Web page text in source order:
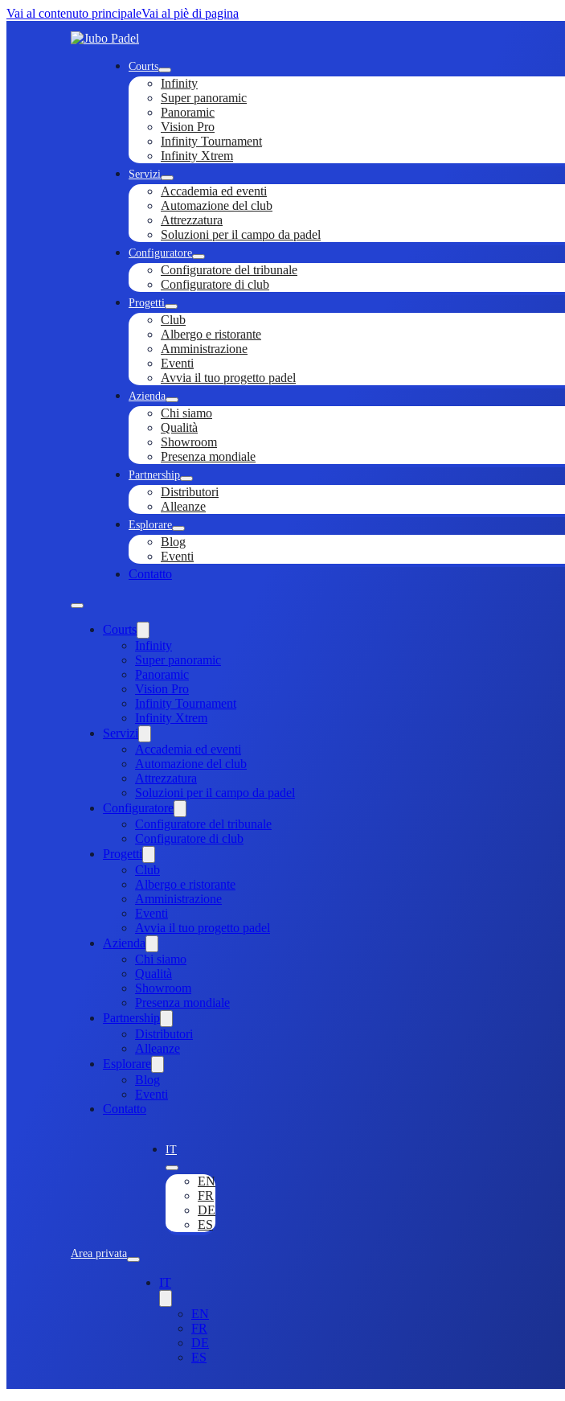
Vai al contenuto principaleVai al piè di pagina
Courts
Infinity
Super panoramic
Panoramic
Vision Pro
Infinity Tournament
Infinity Xtrem
Servizi
Accademia ed eventi
Automazione del club
Attrezzatura
Soluzioni per il campo da padel
Configuratore
Configuratore del tribunale
Configuratore di club
Progetti
Club
Albergo e ristorante
Amministrazione
Eventi
Avvia il tuo progetto padel
Azienda
Chi siamo
Qualità
Showroom
Presenza mondiale
Partnership
Distributori
Alleanze
Esplorare
Blog
Eventi
Contatto
Courts
Infinity
Super panoramic
Panoramic
Vision Pro
Infinity Tournament
Infinity Xtrem
Servizi
Accademia ed eventi
Automazione del club
Attrezzatura
Soluzioni per il campo da padel
Configuratore
Configuratore del tribunale
Configuratore di club
Progetti
Club
Albergo e ristorante
Amministrazione
Eventi
Avvia il tuo progetto padel
Azienda
Chi siamo
Qualità
Showroom
Presenza mondiale
Partnership
Distributori
Alleanze
Esplorare
Blog
Eventi
Contatto
Area privata
IT
EN
FR
DE
ES
IT
EN
FR
DE
ES